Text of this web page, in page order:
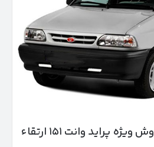
شرکت سایپا طرح فروش ویژه پراید وانت ۱۵۱ ارتقاء